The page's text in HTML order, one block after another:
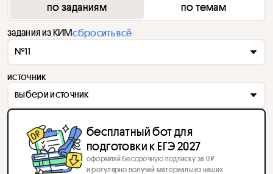
по заданиям по темам
задания из КИМсбросить всё
№11
источник
выбери источник
бесплатный бот для
подготовки к ЕГЭ 2027
оформляй бессрочную подписку за 0 ₽
и регулярно получай материалы из наших